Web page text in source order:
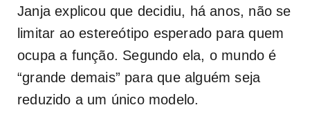
Janja explicou que decidiu, há anos, não se
limitar ao estereótipo esperado para quem
ocupa a função. Segundo ela, o mundo é
“grande demais” para que alguém seja
reduzido a um único modelo.